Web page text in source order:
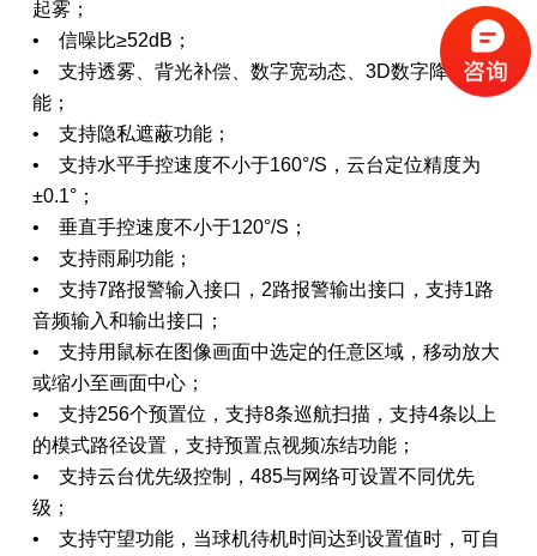
起雾；
• 信噪比≥52dB；
• 支持透雾、背光补偿、数字宽动态、3D数字降噪功
能；
• 支持隐私遮蔽功能；
• 支持水平手控速度不小于160°/S，云台定位精度为
±0.1°；
• 垂直手控速度不小于120°/S；
• 支持雨刷功能；
• 支持7路报警输入接口，2路报警输出接口，支持1路
音频输入和输出接口；
• 支持用鼠标在图像画面中选定的任意区域，移动放大
或缩小至画面中心；
• 支持256个预置位，支持8条巡航扫描，支持4条以上
的模式路径设置，支持预置点视频冻结功能；
• 支持云台优先级控制，485与网络可设置不同优先
级；
• 支持守望功能，当球机待机时间达到设置值时，可自